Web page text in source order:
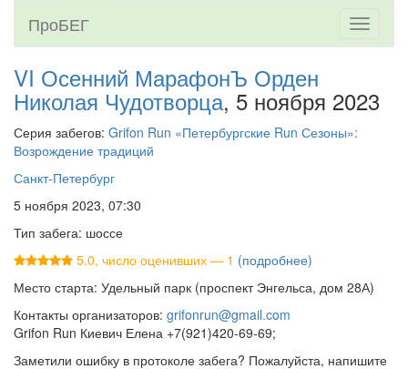
Toggle
ПроБЕГ
VI Осенний МарафонЪ Орден
Николая Чудотворца, 5 ноября 2023
Серия забегов: Grifon Run «Петербургские Run Сезоны»:
Возрождение традиций
Санкт-Петербург
5 ноября 2023, 07:30
Тип забега: шоссе
5.0, число оценивших — 1 (подробнее)
Место старта: Удельный парк (проспект Энгельса, дом 28А)
Контакты организаторов: grifonrun@gmail.com
Grifon Run Киевич Елена +7(921)420-69-69;
Заметили ошибку в протоколе забега? Пожалуйста, напишите